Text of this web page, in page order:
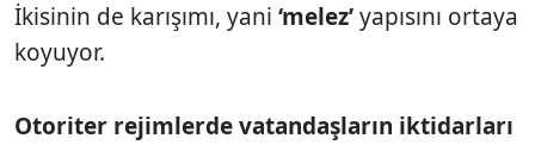
İkisinin de karışımı, yani ‘melez’yapısını ortaya
koyuyor.
Otoriter rejimlerde vatandaşların iktidarları